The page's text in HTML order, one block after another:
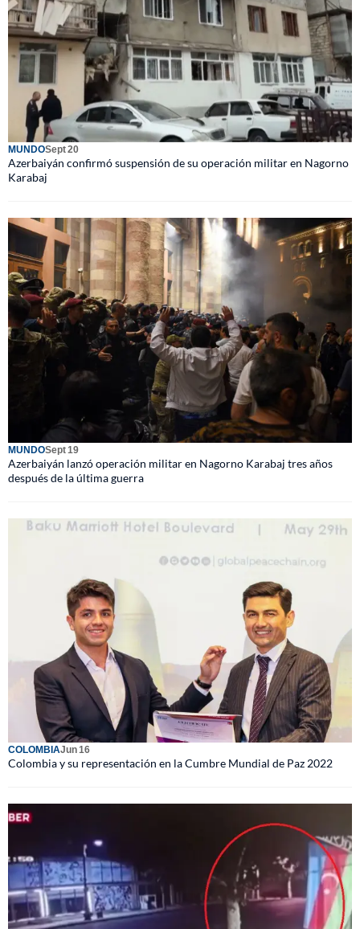
MUNDOSept 20
Azerbaiyán confirmó suspensión de su operación militar en Nagorno
Karabaj
MUNDOSept 19
Azerbaiyán lanzó operación militar en Nagorno Karabaj tres años
después de la última guerra
COLOMBIAJun 16
Colombia y su representación en la Cumbre Mundial de Paz 2022